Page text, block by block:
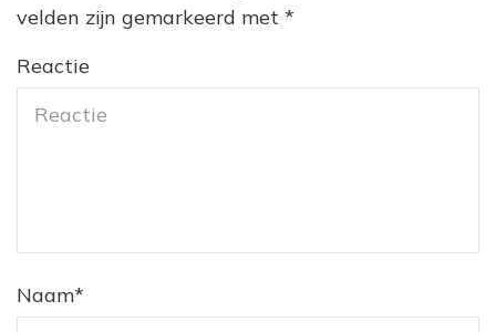
velden zijn gemarkeerd met *
Reactie
Naam*